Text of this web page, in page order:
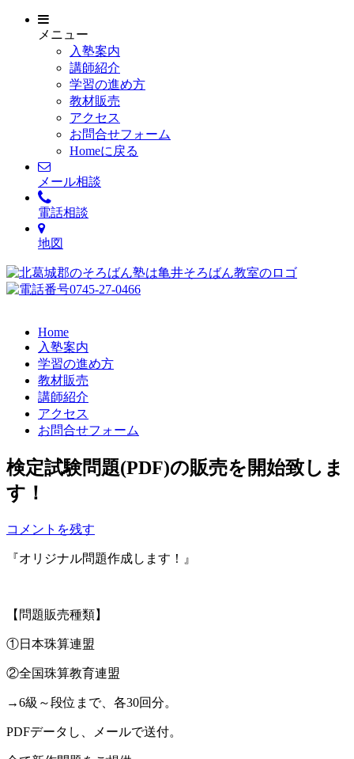
メニュー
入塾案内
講師紹介
学習の進め方
教材販売
アクセス
お問合せフォーム
Homeに戻る
メール相談
電話相談
地図
Home
入塾案内
学習の進め方
教材販売
講師紹介
アクセス
お問合せフォーム
検定試験問題(PDF)の販売を開始致しま
す！
コメントを残す
『オリジナル問題作成します！』
【問題販売種類】
①日本珠算連盟
②全国珠算教育連盟
→6級～段位まで、各30回分。
PDFデータし、メールで送付。